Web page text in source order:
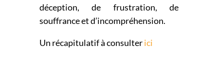
déception, de frustration, de
souffrance et d’incompréhension.
Un récapitulatif à consulterici